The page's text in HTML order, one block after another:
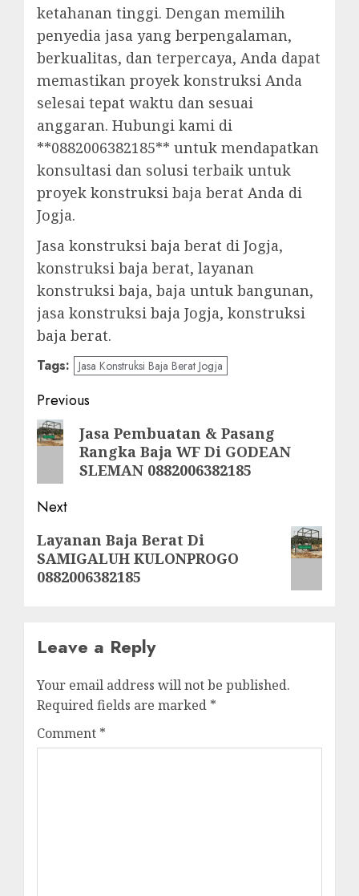
ketahanan tinggi. Dengan memilih
penyedia jasa yang berpengalaman,
berkualitas, dan terpercaya, Anda dapat
memastikan proyek konstruksi Anda
selesai tepat waktu dan sesuai
anggaran. Hubungi kami di
**0882006382185** untuk mendapatkan
konsultasi dan solusi terbaik untuk
proyek konstruksi baja berat Anda di
Jogja.
Jasa konstruksi baja berat di Jogja,
konstruksi baja berat, layanan
konstruksi baja, baja untuk bangunan,
jasa konstruksi baja Jogja, konstruksi
baja berat.
Tags: Jasa Konstruksi Baja Berat Jogja
Post
navigation
Previous
Previous
post:
Jasa Pembuatan & Pasang
Rangka Baja WF Di GODEAN
SLEMAN 0882006382185
Next
Next
post:
Layanan Baja Berat Di
SAMIGALUH KULONPROGO
0882006382185
Leave a Reply
Your email address will not be published.
Required fields are marked *
Comment *